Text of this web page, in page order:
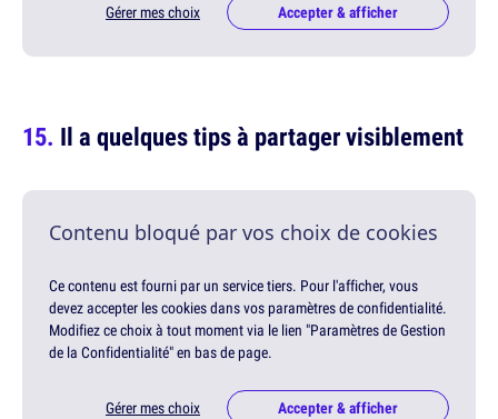
Gérer mes choix Accepter & afficher
Il a quelques tips à partager visiblement
Contenu bloqué par vos choix de cookies
Ce contenu est fourni par un service tiers. Pour l'afficher, vous
devez accepter les cookies dans vos paramètres de confidentialité.
Modifiez ce choix à tout moment via le lien "Paramètres de Gestion
de la Confidentialité" en bas de page.
Gérer mes choix Accepter & afficher